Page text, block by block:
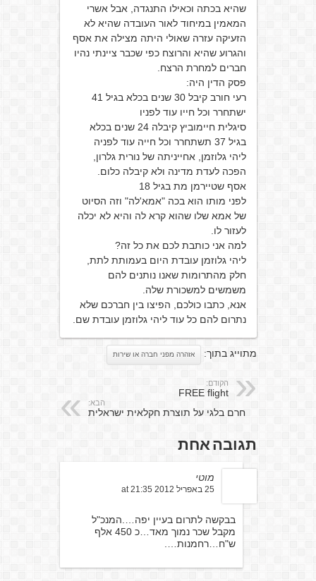
שהיא בכתה וכאילו התנגדה, אבל אשרי
המאמין במיחוד לאור העובדה שהיא לא
הזעיקה עזרה שאולי היתה מצילה את אסף
והגרוע שהיא והרוצח כפי שכבר ציינתי נהיו
חברים למחרת הרצח.
פסק הדין היה:
רעי חורב קיבל 30 שנים בכלא בגיל 41
ישתחרר וכל חייו עוד לפניו
סיגלית חיימוביץ קיבלה 24 שנים בכלא
בגיל 37 תשתחרר וכל חייה עוד לפניה
ליהי גלוזמן, אחייניתה של נורית גלרון,
הפכה לעדת מדינה ולא קיבלה כלום.
אסף שטיירמן מת בגיל 18
לפני מותו הוא בכה "אמא'לה" וזה הסיוט
של אמא שלו שהוא קרא לה והיא לא יכלה
לעזור לו.
למה אני כותבת לכם את כל זה?
ליהי גלוזמן עובדת היום בעמותת לתת,
חלק מהתרומות שאנו נותנים להם
משמשים למשכורת שלה.
אנא, כתבו כולכם, הפיצו בין חברכם שלא
נתרום להם כל עוד ליהי גלוזמן עובדת שם.
מתוייג בתוך: אזהרה מפני חברה או שירות
הקודם:
FREE flight
הבא:
חרם בלגי על תוצרת חקלאית ישראלית
תגובה אחת
מוטי
25 באפריל 2012 at 21:35
בבקשה לתרום בעיין יפה….המנכ"ל
מקבל שכר נמוך מאד…כ 450 אלף
ש"ח…רחמנות….